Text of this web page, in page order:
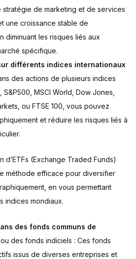
stratégie de marketing et de services
une croissance stable de
diminuant les risques liés aux
spécifique.
différents indices internationaux
des actions de plusieurs indices
MSCI World, Dow Jones,
ou FTSE 100, vous pouvez
et réduire les risques liés à
d’ETFs (Exchange Traded Funds)
méthode efficace pour diversifier
en vous permettant
indices mondiaux.
des fonds communs de
ou des fonds indiciels : Ces fonds
issus de diverses entreprises et